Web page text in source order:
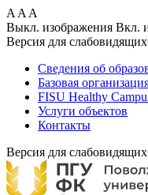
Перейти
к
основному
A A A
Выкл. изображения Вкл.
Версия для слабовидящих
Сведения об
Базовая
FISU Healthy
Услуги объектов
Контакты
Версия для слабовидящих